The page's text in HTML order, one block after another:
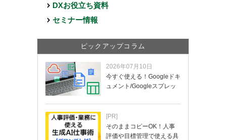
DXお役立ち資料
セミナー情報
ピックアップコラム
2026年07月10日
今すぐ使える！Googleドキ
ュメント/Googleスプレッ
[PR]
そのままコピーOK！人事
評価や目標管理で使える具